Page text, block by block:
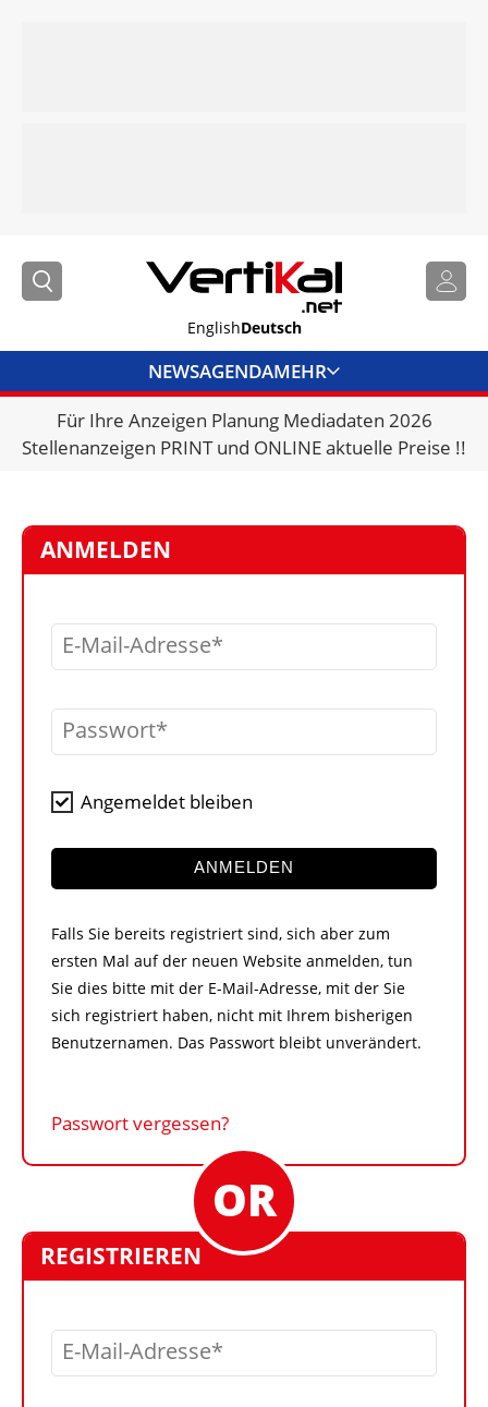
EnglishDeutsch
NEWSAGENDAMEHR
BRANCHENLINKS
VERMIETER
VIDEOS
BIBLIOTHEK
KRAN & BÜHNE
KONTAKT
Für Ihre Anzeigen Planung Mediadaten 2026
Stellenanzeigen PRINT und ONLINE aktuelle Preise !!
ANMELDEN
E-Mail-Adresse
Passwort
Angemeldet bleiben
ANMELDEN
Falls Sie bereits registriert sind, sich aber zum
ersten Mal auf der neuen Website anmelden, tun
Sie dies bitte mit der E-Mail-Adresse, mit der Sie
sich registriert haben, nicht mit Ihrem bisherigen
Benutzernamen. Das Passwort bleibt unverändert.
Passwort vergessen?
REGISTRIEREN
E-Mail-Adresse